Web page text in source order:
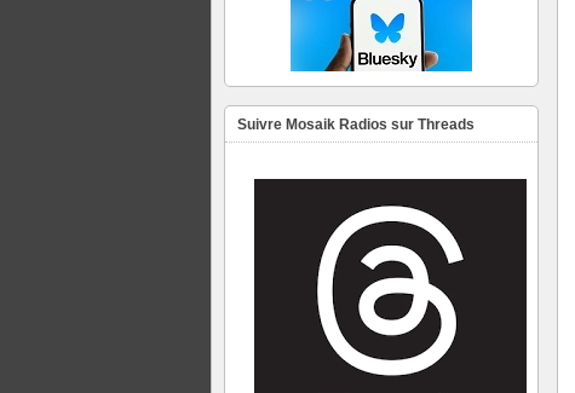
Suivre Mosaik Radios sur Threads